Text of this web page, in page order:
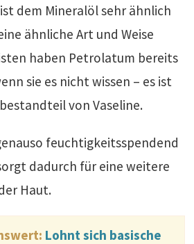
dem Mineralöl sehr ähnlich
ähnliche Art und Weise
haben Petrolatum bereits
sie es nicht wissen – es ist
von Vaseline.
feuchtigkeitsspendend
dadurch für eine weitere
Haut.
Lohnt sich basische